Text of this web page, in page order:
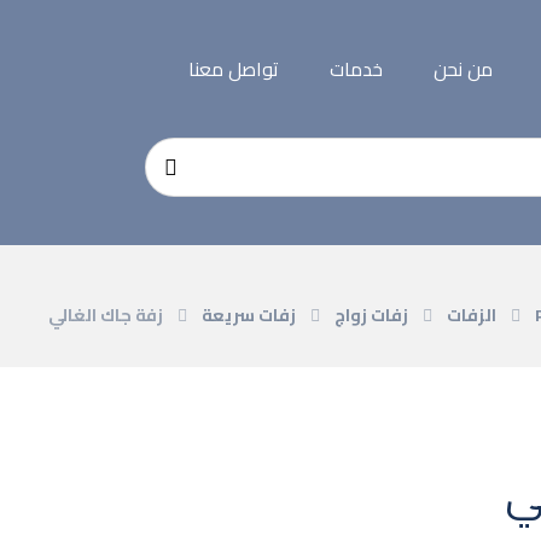
من نحن خدمات تواصل معنا
الزفات زفات زواج زفات سريعة زفة جاك الغالي